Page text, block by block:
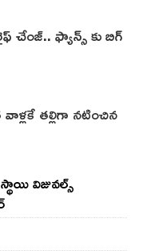
చేంజ్.. ఫ్యాన్స్ కు బిగ్
తల్లిగా నటించిన
విజువల్స్